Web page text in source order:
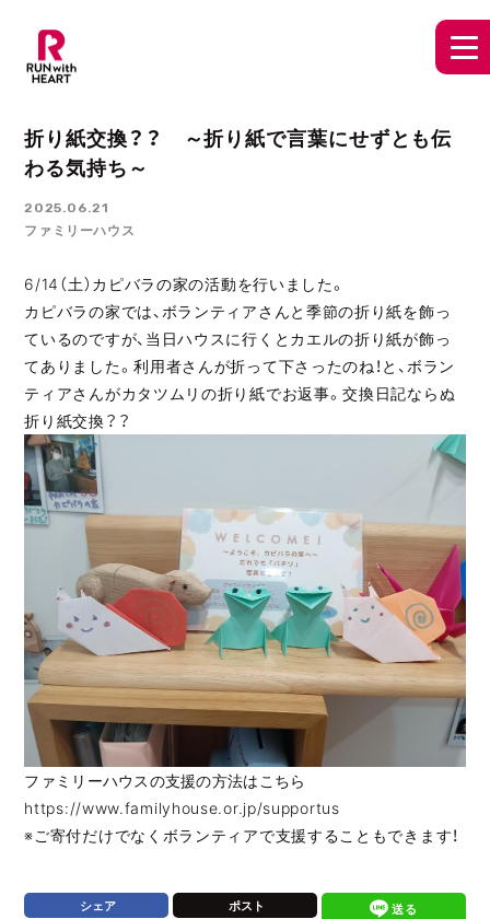
JP EN
折り紙交換？？ ～折り紙で言葉にせずとも伝
わる気持ち～
2025.06.21
ファミリーハウス
6/14（土）カピバラの家の活動を行いました。
カピバラの家では、ボランティアさんと季節の折り紙を飾っ
ているのですが、当日ハウスに行くとカエルの折り紙が飾っ
てありました。利用者さんが折って下さったのね！と、ボラン
ティアさんがカタツムリの折り紙でお返事。交換日記ならぬ
折り紙交換？？
ファミリーハウスの支援の方法はこちら
https://www.familyhouse.or.jp/supportus
※ご寄付だけでなくボランティアで支援することもできます！
シェア ポスト 送る